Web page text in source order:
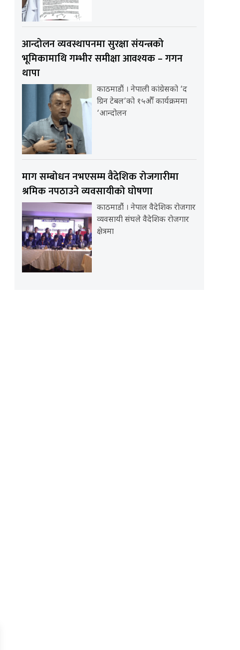
आन्दोलन व्यवस्थापनमा सुरक्षा संयन्त्रको
भूमिकामाथि गम्भीर समीक्षा आवश्यक – गगन
थापा
काठमाडौं । नेपाली कांग्रेसको ‘द
ग्रिन टेबल’को १५औँ कार्यक्रममा
‘आन्दोलन
माग सम्बोधन नभएसम्म वैदेशिक रोजगारीमा
श्रमिक नपठाउने व्यवसायीको घोषणा
काठमाडौंं । नेपाल वैदेशिक रोजगार
व्यवसायी संघले वैदेशिक रोजगार
क्षेत्रमा